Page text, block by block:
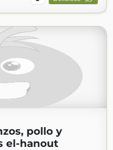
pollo y
el-hanout